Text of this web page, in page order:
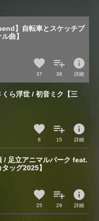
】自転車とスケッチブ
曲】
37 38
info
詳細
くら浮世 / 初音ミク【三
8 15
info
詳細
/ 足立アニマルパーク feat.
ッグ2025】
25 29
info
詳細